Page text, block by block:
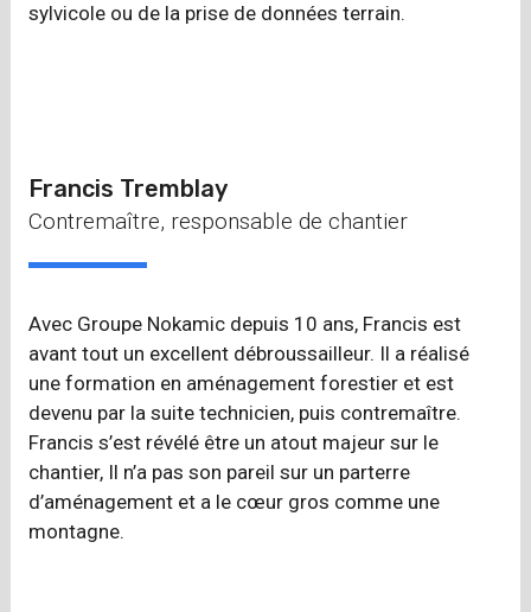
sylvicole ou de la prise de données terrain.
Francis Tremblay
Contremaître, responsable de chantier
Avec Groupe Nokamic depuis 10 ans, Francis est
avant tout un excellent débroussailleur. Il a réalisé
une formation en aménagement forestier et est
devenu par la suite technicien, puis contremaître.
Francis s’est révélé être un atout majeur sur le
chantier, Il n’a pas son pareil sur un parterre
d’aménagement et a le cœur gros comme une
montagne.